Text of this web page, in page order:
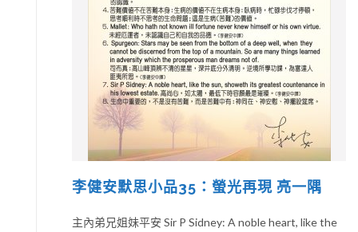
李健安默思小品35：螢光再現 亮一隅
主內弟兄姐妹平安 Sir P Sidney: A noble heart, like the